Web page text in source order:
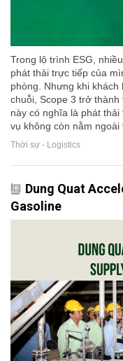
Trong lộ trình ESG,
phát thải trực tiếp của
phòng. Nhưng khi
chuỗi, Scope 3 trở
này có nghĩa là phát
vụ không còn nằm ngoài
Thời sự - Logistics
Dung Quat
Gasoline